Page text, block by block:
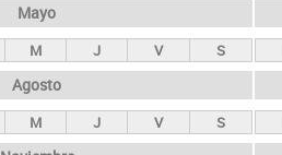
Mayo
M J V S
Agosto
M J V S